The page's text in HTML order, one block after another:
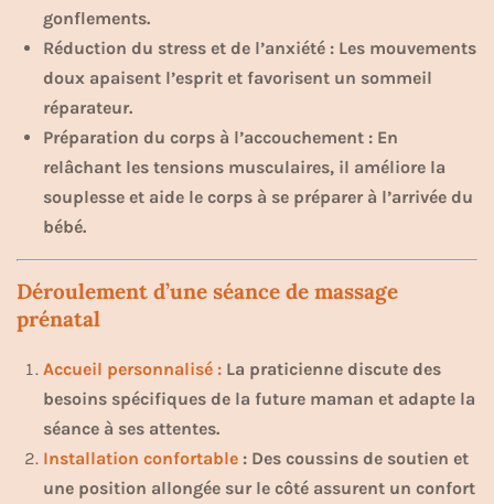
gonflements.
Réduction du stress et de l’anxiété : Les mouvements
doux apaisent l’esprit et favorisent un sommeil
réparateur.
Préparation du corps à l’accouchement : En
relâchant les tensions musculaires, il améliore la
souplesse et aide le corps à se préparer à l’arrivée du
bébé.
Déroulement d’une séance de massage
prénatal
Accueil personnalisé : La praticienne discute des
besoins spécifiques de la future maman et adapte la
séance à ses attentes.
Installation confortable : Des coussins de soutien et
une position allongée sur le côté assurent un confort